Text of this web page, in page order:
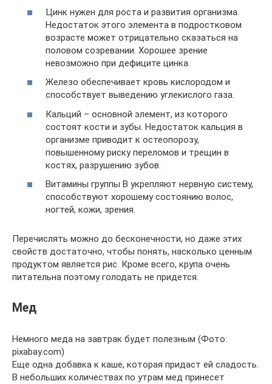
Цинк нужен для роста и развития организма.
Недостаток этого элемента в подростковом
возрасте может отрицательно сказаться на
половом созревании. Хорошее зрение
невозможно при дефиците цинка.
Железо обеспечивает кровь кислородом и
способствует выведению углекислого газа.
Кальций – основной элемент, из которого
состоят кости и зубы. Недостаток кальция в
организме приводит к остеопорозу,
повышенному риску переломов и трещин в
костях, разрушению зубов.
Витамины группы B укрепляют нервную систему,
способствуют хорошему состоянию волос,
ногтей, кожи, зрения.
Перечислять можно до бесконечности, но даже этих
свойств достаточно, чтобы понять, насколько ценным
продуктом является рис. Кроме всего, крупа очень
питательна поэтому голодать не придется.
Мед
Немного меда на завтрак будет полезным (Фото:
pixabay.com)
Еще одна добавка к каше, которая придаст ей сладость.
В небольших количествах по утрам мед принесет